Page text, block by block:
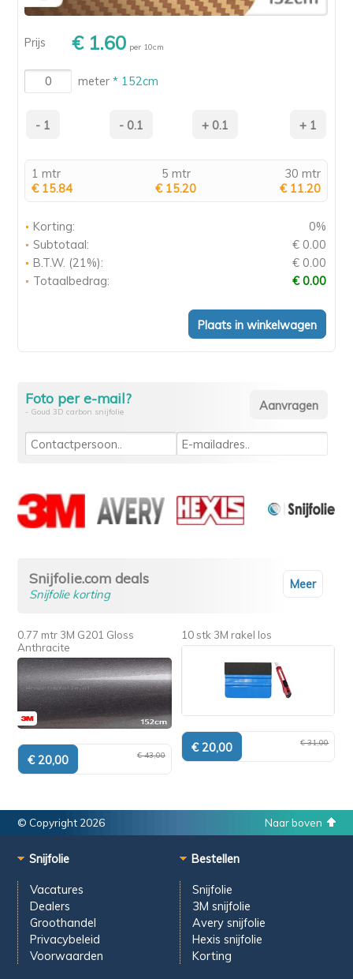
Prijs € 1.60 per 10cm
meter* 152cm
1 mtr
€ 15.84
5 mtr
€ 15.20
30 mtr
€ 11.20
Korting:
0%
Subtotaal:
€ 0.00
B.T.W. (21%):
€ 0.00
Totaalbedrag:
€ 0.00
Foto per e-mail?
- Goud 3D carbon snijfolie
Meer
Snijfolie.com deals
Snijfolie korting
0.77 mtr 3M G201 Gloss
Anthracite
€ 43,00
10 stk 3M rakel los
€ 31,00
Naar boven
© Copyright 2026
Snijfolie
Vacatures
Dealers
Groothandel
Privacybeleid
Voorwaarden
Bestellen
Snijfolie
3M snijfolie
Avery snijfolie
Hexis snijfolie
Korting